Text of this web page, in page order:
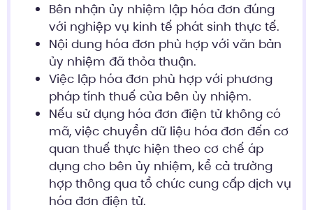
Bên nhận ủy nhiệm lập hóa đơn đúng
với nghiệp vụ kinh tế phát sinh thực tế.
Nội dung hóa đơn phù hợp với văn bản
ủy nhiệm đã thỏa thuận.
Việc lập hóa đơn phù hợp với phương
pháp tính thuế của bên ủy nhiệm.
Nếu sử dụng hóa đơn điện tử không có
mã, việc chuyển dữ liệu hóa đơn đến cơ
quan thuế thực hiện theo cơ chế áp
dụng cho bên ủy nhiệm, kể cả trường
hợp thông qua tổ chức cung cấp dịch vụ
hóa đơn điện tử.